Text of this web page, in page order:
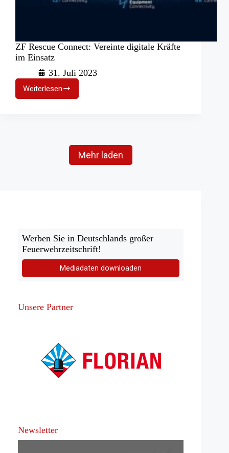
ZF Rescue Connect: Vereinte digitale Kräfte
im Einsatz
31. Juli 2023
Weiterlesen
ZF
Rescue
Mehr laden
Werben Sie in Deutschlands großer
Feuerwehrzeitschrift!
Mediadaten downloaden
Unsere Partner
Newsletter